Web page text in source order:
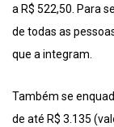
a R$ 522,50. Para
de todas as
que a integram.
Também se
de até R$ 3.135